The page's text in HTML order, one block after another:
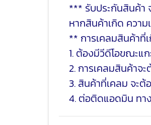
*** รับประกันสินค้า
หากสินค้าเกิด ควา
** การเคลมสินค้าที่
1. ต้องมีวีดีโอขณะแ
2. การเคลมสินค้าจ
3. สินค้าที่เคลม จะ
4. ต่อติดแอดมิน ทา